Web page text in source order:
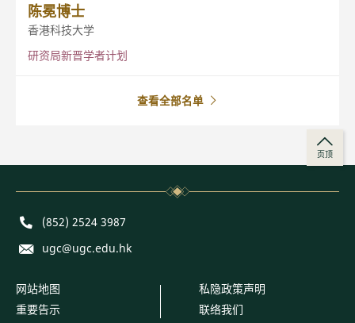
陈冕博士
香港科技大学
研资局新晋学者计划
查看全部名单
页顶
Phone(852) 2524 3987
E-mailugc@ugc.edu.hk
网站地图
重要告示
私隐政策声明
联络我们